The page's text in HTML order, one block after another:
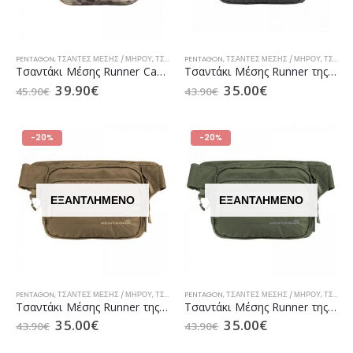
PENTAGON,ΤΣΆΝΤΕΣ ΜΈΣΗΣ / ΜΗΡΟΎ,ΤΣΆΝΤΕΣ ΜΈΣΗΣ / ΜΗΡΟΎ CAMPING , ΤΣΆΝΤΕΣ ΜΈΣΗΣ
Τσαντάκι Μέσης Runner Camo της Pentagon Multicam (K17066-Camo)
45.90€ 39.90€
PENTAGON,ΤΣΆΝΤΕΣ ΜΈΣΗΣ / ΜΗΡΟΎ,ΤΣΆΝΤΕΣ ΜΈΣΗΣ / ΜΗΡΟΎ CAMPING
Τσαντάκι Μέσης Runner της Pentagon Black (K17066)
43.90€ 35.00€
-20%
ΕΞΑΝΤΛΗΜΈΝΟ
PENTAGON,ΤΣΆΝΤΕΣ ΜΈΣΗΣ / ΜΗΡΟΎ,ΤΣΆΝΤΕΣ ΜΈΣΗΣ / ΜΗΡΟΎ CAMPING , ΤΣΆΝΤΕΣ ΜΈΣΗΣ
Τσαντάκι Μέσης Runner της Pentagon Coyote (K17066)
43.90€ 35.00€
-20%
ΕΞΑΝΤΛΗΜΈΝΟ
PENTAGON,ΤΣΆΝΤΕΣ ΜΈΣΗΣ / ΜΗΡΟΎ,ΤΣΆΝΤΕΣ ΜΈΣΗΣ / ΜΗΡΟΎ CAMPING
Τσαντάκι Μέσης Runner της Pentagon Olive Green (K17066)
43.90€ 35.00€